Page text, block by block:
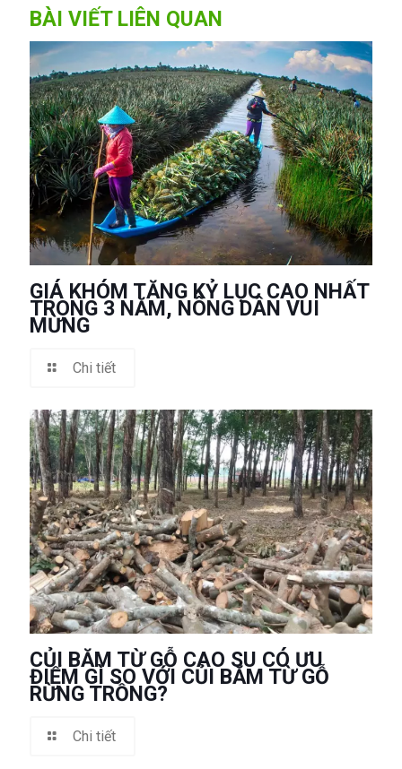
BÀI VIẾT LIÊN QUAN
GIÁ KHÓM TĂNG KỶ LỤC CAO NHẤT
TRONG 3 NĂM, NÔNG DÂN VUI
MỪNG
Chi tiết
CỦI BĂM TỪ GỖ CAO SU CÓ ƯU
ĐIỂM GÌ SO VỚI CỦI BĂM TỪ GỖ
RỪNG TRỒNG?
Chi tiết